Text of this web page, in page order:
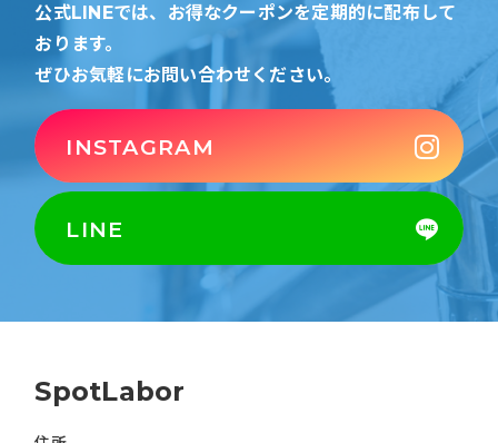
公式LINEでは、お得なクーポンを定期的に配布して
おります。
ぜひお気軽にお問い合わせください。
INSTAGRAM
LINE
SpotLabor